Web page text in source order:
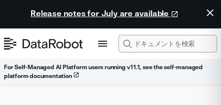
Release notes for July are available
For Self-Managed AI Platform users running v11.1, see the self-managed
platform documentation